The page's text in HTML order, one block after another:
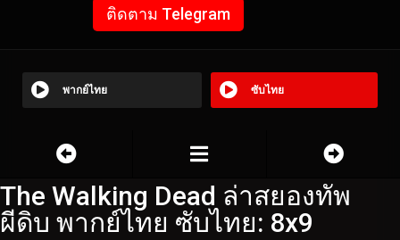
ติดตาม Telegram
พากย์ไทย ซับไทย
The Walking Dead ล่าสยองทัพ
ผีดิบ พากย์ไทย ซับไทย: 8x9